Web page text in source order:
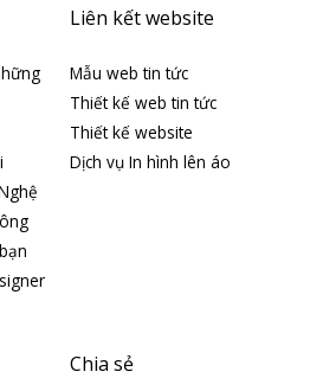
Liên kết website
Mẫu web tin tức
Thiết kế web tin tức
Thiết kế website
Dịch vụ In hình lên áo
Chia sẻ